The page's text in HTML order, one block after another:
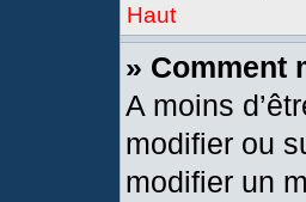
Haut
» Comment
A moins
modifier ou
modifier un